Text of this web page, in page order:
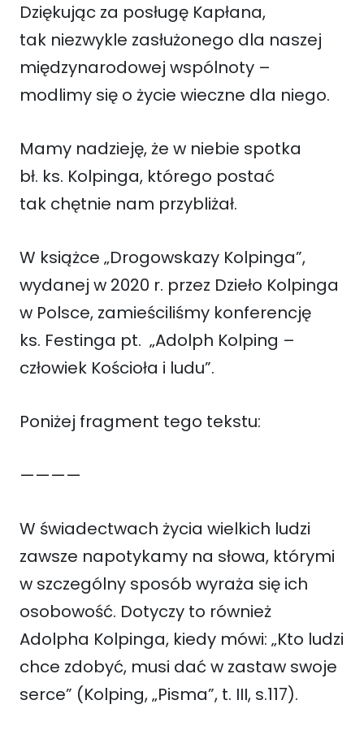
Dziękując za posługę Kapłana,
tak niezwykle zasłużonego dla naszej
międzynarodowej wspólnoty –
modlimy się o życie wieczne dla niego.
Mamy nadzieję, że w niebie spotka
bł. ks. Kolpinga, którego postać
tak chętnie nam przybliżał.
W książce „Drogowskazy Kolpinga”,
wydanej w 2020 r. przez Dzieło Kolpinga
w Polsce, zamieściliśmy konferencję
ks. Festinga pt. „Adolph Kolping –
człowiek Kościoła i ludu”.
Poniżej fragment tego tekstu:
————
W świadectwach życia wielkich ludzi
zawsze napotykamy na słowa, którymi
w szczególny sposób wyraża się ich
osobowość. Dotyczy to również
Adolpha Kolpinga, kiedy mówi: „Kto ludzi
chce zdobyć, musi dać w zastaw swoje
serce” (Kolping, „Pisma”, t. III, s.117).